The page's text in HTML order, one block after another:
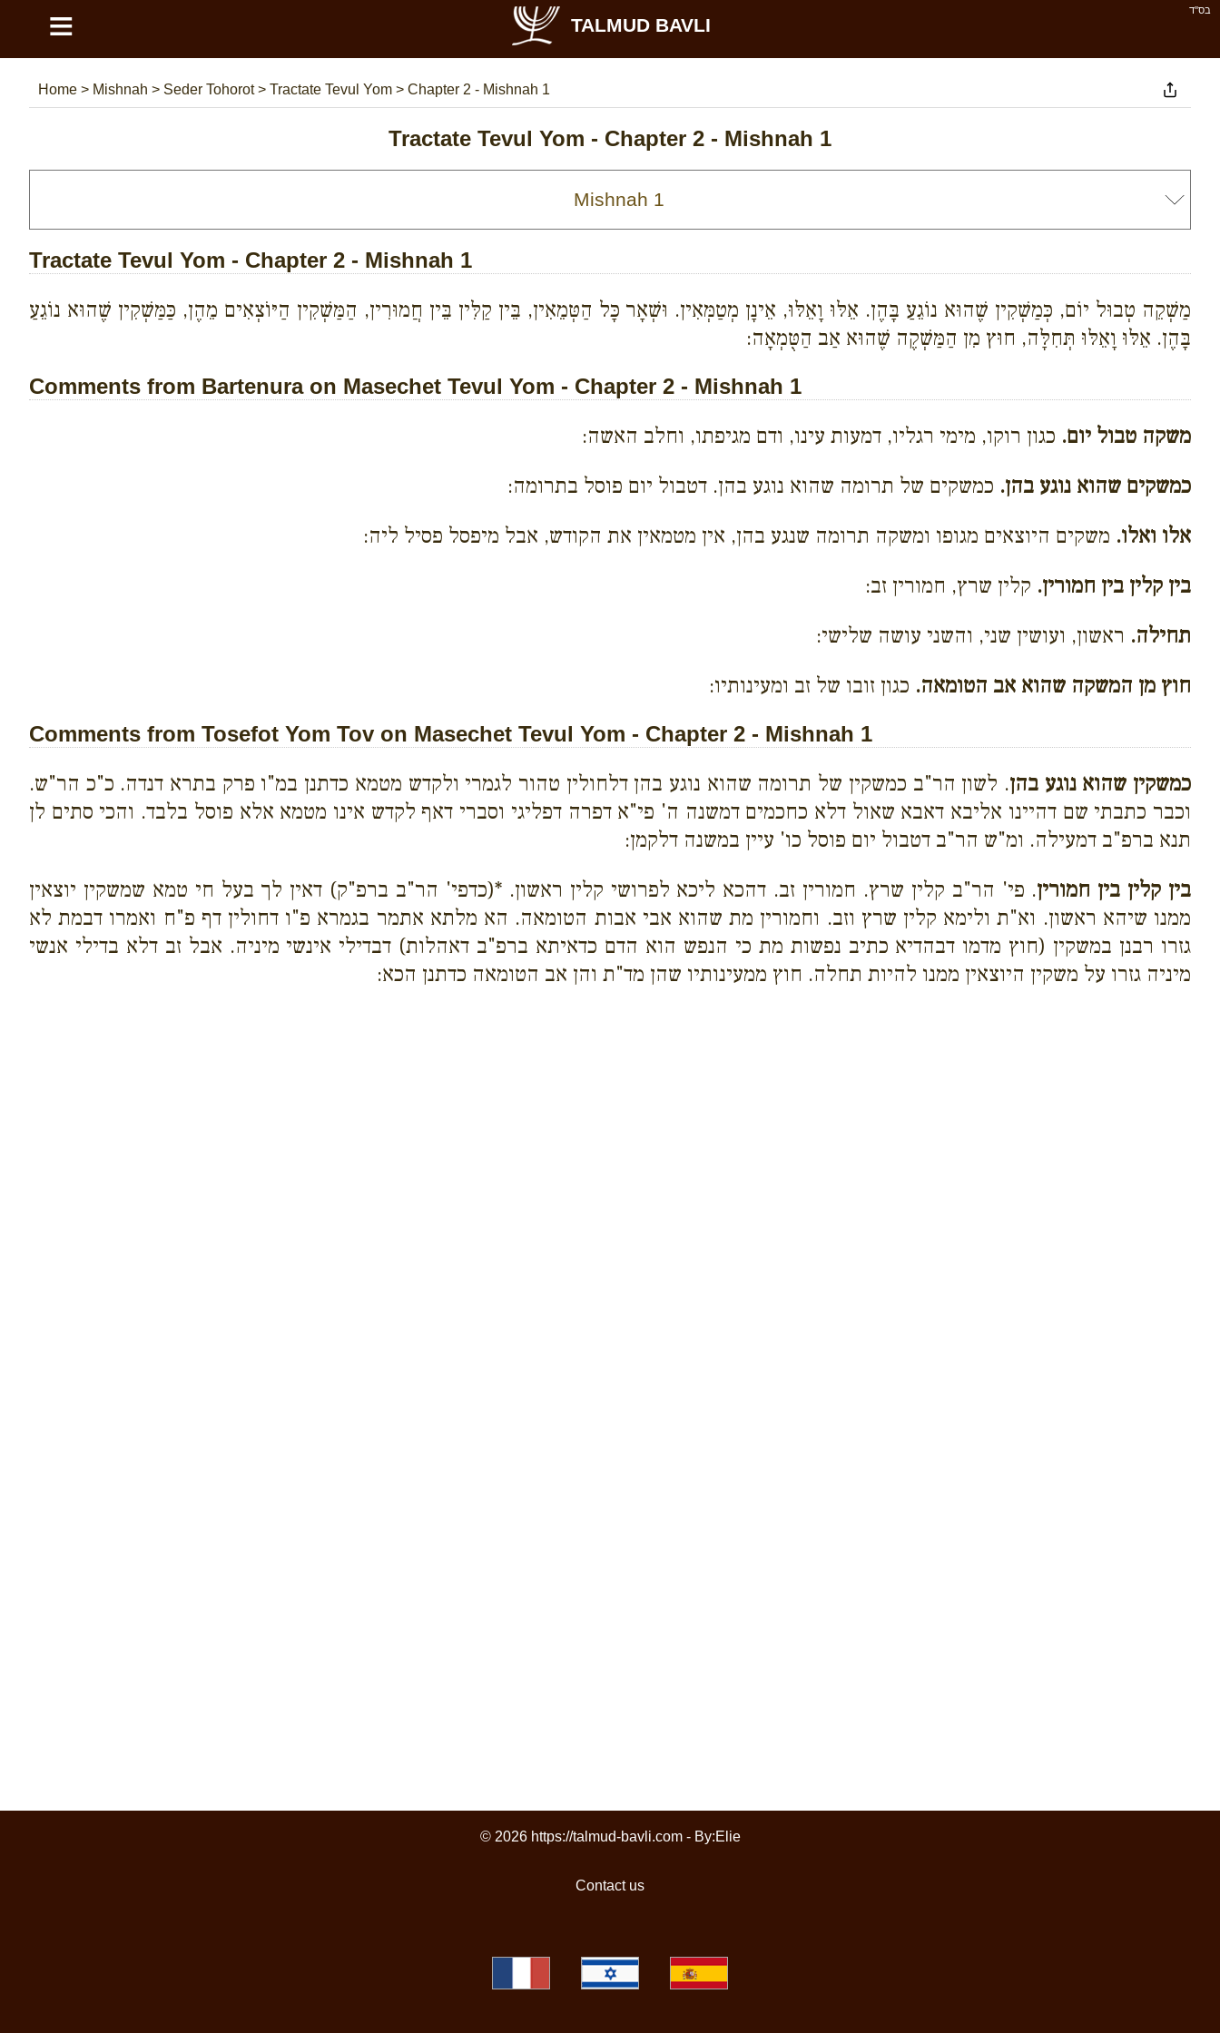
בס''ד ≡ TALMUD BAVLI
Home > Mishnah > Seder Tohorot> Tractate Tevul Yom > Chapter 2 - Mishnah 1
Tractate Tevul Yom - Chapter 2 - Mishnah 1
Tractate Tevul Yom - Chapter 2 - Mishnah 1
מַשְׁקֵה טְבוּל יוֹם, כְּמַשְׁקִין שֶׁהוּא נוֹגֵעַ בָּהֶן. אֵלּוּ וָאֵלּוּ, אֵינָן מְטַמְּאִין. וּשְׁאָר כָּל הַטְּמֵאִין, בֵּין קַלִּין בֵּין חֲמוּרִין, הַמַּשְׁקִין הַיּוֹצְאִים מֵהֶן, כַּמַּשְׁקִין שֶׁהוּא נוֹגֵעַ
בָּהֶן. אֵלּוּ וָאֵלּוּ תְּחִלָּה, חוּץ מִן הַמַּשְׁקֶה שֶׁהוּא אַב הַטֻּמְאָה:
Comments from Bartenura on Masechet Tevul Yom - Chapter 2 - Mishnah 1
משקה טבול יום. כגון רוקו, מימי רגליו, דמעות עינו, ודם מגיפתו, וחלב האשה:
כמשקים שהוא נוגע בהן. כמשקים של תרומה שהוא נוגע בהן. דטבול יום פוסל בתרומה:
אלו ואלו. משקים היוצאים מגופו ומשקה תרומה שנגע בהן, אין מטמאין את הקודש, אבל מיפסל פסיל ליה:
בין קלין בין חמורין. קלין שרץ, חמורין זב:
תחילה. ראשון, ועושין שני, והשני עושה שלישי:
חוץ מן המשקה שהוא אב הטומאה. כגון זובו של זב ומעינותיו:
Comments from Tosefot Yom Tov on Masechet Tevul Yom - Chapter 2 - Mishnah 1
כמשקין שהוא נוגע בהן. לשון הר"ב כמשקין של תרומה שהוא נוגע בהן דלחולין טהור לגמרי ולקדש מטמא כדתנן במ"ו פרק בתרא דנדה. כ"כ הר"ש.
וכבר כתבתי שם דהיינו אליבא דאבא שאול דלא כחכמים דמשנה ה' פי"א דפרה דפליגי וסברי דאף לקדש אינו מטמא אלא פוסל בלבד. והכי סתים לן
תנא ברפ"ב דמעילה. ומ"ש הר"ב דטבול יום פוסל כו' עיין במשנה דלקמן:
בין קלין בין חמורין. פי' הר"ב קלין שרץ. חמורין זב. דהכא ליכא לפרושי קלין ראשון. *(כדפי' הר"ב ברפ"ק) דאין לך בעל חי טמא שמשקין יוצאין
ממנו שיהא ראשון. וא"ת ולימא קלין שרץ וזב. וחמורין מת שהוא אבי אבות הטומאה. הא מלתא אתמר בגמרא פ"ו דחולין דף פ"ח ואמרו דבמת לא
גזרו רבנן במשקין (חוץ מדמו דבהדיא כתיב נפשות מת כי הנפש הוא הדם כדאיתא ברפ"ב דאהלות) דבדילי אינשי מיניה. אבל זב דלא בדילי אנשי
מיניה גזרו על משקין היוצאין ממנו להיות תחלה. חוץ ממעינותיו שהן מד"ת והן אב הטומאה כדתנן הכא:
© 2026 https://talmud-bavli.com - By:Elie
Contact us